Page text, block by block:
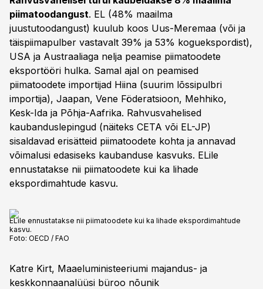
piimatoodangust. EL (48% maailma
juustutoodangust) kuulub koos Uus-Meremaa (või ja
täispiimapulber vastavalt 39% ja 53% koguekspordist),
USA ja Austraaliaga nelja peamise piimatoodete
eksportööri hulka. Samal ajal on peamised
piimatoodete importijad Hiina (suurim lõssipulbri
importija), Jaapan, Vene Föderatsioon, Mehhiko,
Kesk-Ida ja Põhja-Aafrika. Rahvusvahelised
kaubanduslepingud (näiteks CETA või EL-JP)
sisaldavad erisätteid piimatoodete kohta ja annavad
võimalusi edasiseks kaubanduse kasvuks. ELile
ennustatakse nii piimatoodete kui ka lihade
ekspordimahtude kasvu.
ELile ennustatakse nii piimatoodete kui ka lihade ekspordimahtude
kasvu.
Foto: OECD / FAO
Katre Kirt, Maaeluministeeriumi majandus- ja
keskkonnaanalüüsi büroo nõunik